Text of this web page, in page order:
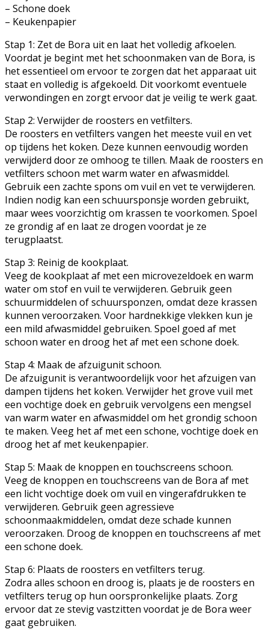
– Schone doek
– Keukenpapier
Stap 1: Zet de Bora uit en laat het volledig afkoelen.
Voordat je begint met het schoonmaken van de Bora, is
het essentieel om ervoor te zorgen dat het apparaat uit
staat en volledig is afgekoeld. Dit voorkomt eventuele
verwondingen en zorgt ervoor dat je veilig te werk gaat.
Stap 2: Verwijder de roosters en vetfilters.
De roosters en vetfilters vangen het meeste vuil en vet
op tijdens het koken. Deze kunnen eenvoudig worden
verwijderd door ze omhoog te tillen. Maak de roosters en
vetfilters schoon met warm water en afwasmiddel.
Gebruik een zachte spons om vuil en vet te verwijderen.
Indien nodig kan een schuursponsje worden gebruikt,
maar wees voorzichtig om krassen te voorkomen. Spoel
ze grondig af en laat ze drogen voordat je ze
terugplaatst.
Stap 3: Reinig de kookplaat.
Veeg de kookplaat af met een microvezeldoek en warm
water om stof en vuil te verwijderen. Gebruik geen
schuurmiddelen of schuursponzen, omdat deze krassen
kunnen veroorzaken. Voor hardnekkige vlekken kun je
een mild afwasmiddel gebruiken. Spoel goed af met
schoon water en droog het af met een schone doek.
Stap 4: Maak de afzuigunit schoon.
De afzuigunit is verantwoordelijk voor het afzuigen van
dampen tijdens het koken. Verwijder het grove vuil met
een vochtige doek en gebruik vervolgens een mengsel
van warm water en afwasmiddel om het grondig schoon
te maken. Veeg het af met een schone, vochtige doek en
droog het af met keukenpapier.
Stap 5: Maak de knoppen en touchscreens schoon.
Veeg de knoppen en touchscreens van de Bora af met
een licht vochtige doek om vuil en vingerafdrukken te
verwijderen. Gebruik geen agressieve
schoonmaakmiddelen, omdat deze schade kunnen
veroorzaken. Droog de knoppen en touchscreens af met
een schone doek.
Stap 6: Plaats de roosters en vetfilters terug.
Zodra alles schoon en droog is, plaats je de roosters en
vetfilters terug op hun oorspronkelijke plaats. Zorg
ervoor dat ze stevig vastzitten voordat je de Bora weer
gaat gebruiken.